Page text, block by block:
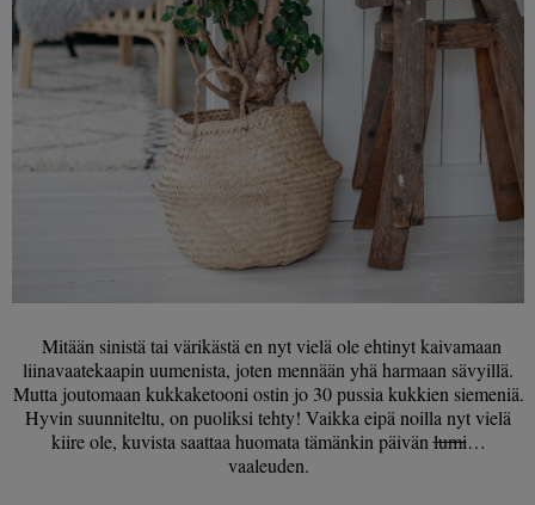
Mitään sinistä tai värikästä en nyt vielä ole ehtinyt kaivamaan
liinavaatekaapin uumenista, joten mennään yhä harmaan sävyillä.
Mutta joutomaan kukkaketooni ostin jo 30 pussia kukkien siemeniä.
Hyvin suunniteltu, on puoliksi tehty! Vaikka eipä noilla nyt vielä
kiire ole, kuvista saattaa huomata tämänkin päivänlumi…
vaaleuden.